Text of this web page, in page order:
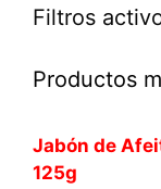
Filtros
Productos
Jabón de
125g